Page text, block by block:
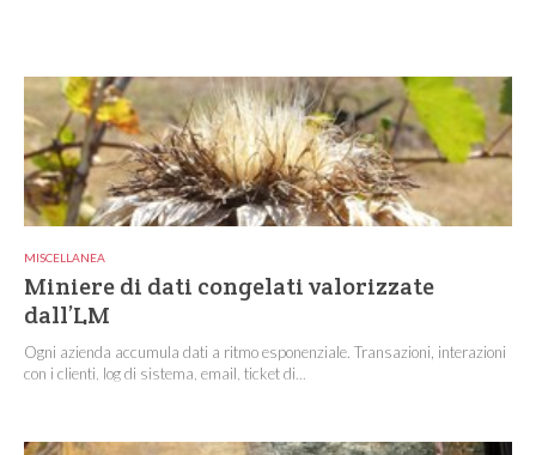
MISCELLANEA
Miniere di dati congelati valorizzate
dall’LM
Ogni azienda accumula dati a ritmo esponenziale. Transazioni, interazioni
con i clienti, log di sistema, email, ticket di...